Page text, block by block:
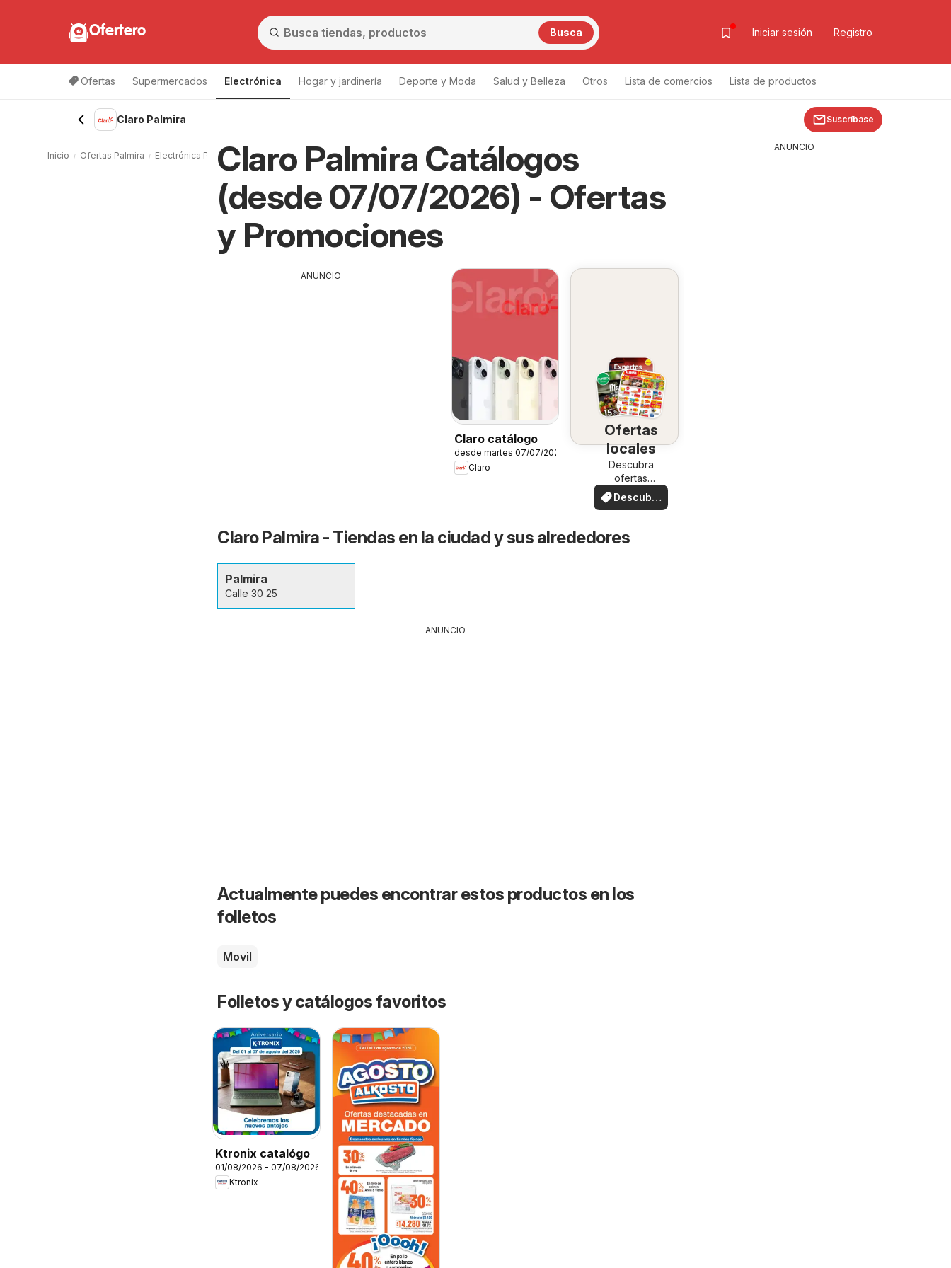
Ofertero Busca Iniciar sesión Registro
Ofertas Supermercados Electrónica Hogar y jardinería Deporte y Moda Salud y Belleza Otros Lista de comercios Lista de productos
Claro Palmira Suscríbase
Claro Palmira Catálogos
(desde 07/07/2026) - Ofertas
y Promociones
ANUNCIO
Claro catálogo
desde martes 07/07/2026
Claro
Ofertas
locales
Descubra
ofertas
especiales
Descubre
ofertas
Claro Palmira - Tiendas en la ciudad y sus alrededores
Palmira
Calle 30 25
ANUNCIO
Actualmente puedes encontrar estos productos en los
folletos
Movil
Folletos y catálogos favoritos
Ktronix catalógo
01/08/2026 - 07/08/2026
Ktronix
Inicio Ofertas Palmira Electrónica Palmira Claro Palmira
ANUNCIO